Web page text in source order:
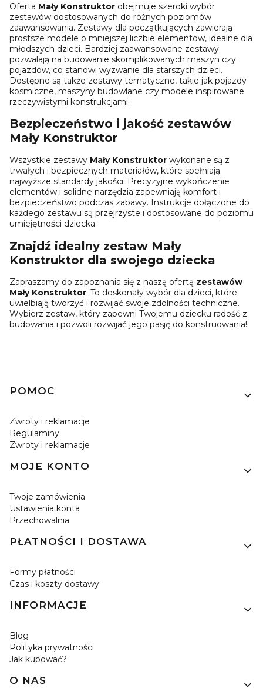
Oferta Mały Konstruktor obejmuje szeroki wybór
zestawów dostosowanych do różnych poziomów
zaawansowania. Zestawy dla początkujących zawierają
prostsze modele o mniejszej liczbie elementów, idealne dla
młodszych dzieci. Bardziej zaawansowane zestawy
pozwalają na budowanie skomplikowanych maszyn czy
pojazdów, co stanowi wyzwanie dla starszych dzieci.
Dostępne są także zestawy tematyczne, takie jak pojazdy
kosmiczne, maszyny budowlane czy modele inspirowane
rzeczywistymi konstrukcjami.
Bezpieczeństwo i jakość zestawów
Mały Konstruktor
Wszystkie zestawy Mały Konstruktor wykonane są z
trwałych i bezpiecznych materiałów, które spełniają
najwyższe standardy jakości. Precyzyjne wykończenie
elementów i solidne narzędzia zapewniają komfort i
bezpieczeństwo podczas zabawy. Instrukcje dołączone do
każdego zestawu są przejrzyste i dostosowane do poziomu
umiejętności dziecka.
Znajdź idealny zestaw Mały
Konstruktor dla swojego dziecka
Zapraszamy do zapoznania się z naszą ofertą zestawów
Mały Konstruktor. To doskonały wybór dla dzieci, które
uwielbiają tworzyć i rozwijać swoje zdolności techniczne.
Wybierz zestaw, który zapewni Twojemu dziecku radość z
budowania i pozwoli rozwijać jego pasję do konstruowania!
Linki w stopce
POMOC
Zwroty i reklamacje
Regulaminy
Zwroty i reklamacje
MOJE KONTO
Twoje zamówienia
Ustawienia konta
Przechowalnia
PŁATNOŚCI I DOSTAWA
Formy płatności
Czas i koszty dostawy
INFORMACJE
Blog
Polityka prywatności
Jak kupować?
O NAS